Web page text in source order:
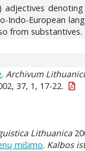
European
from substantives.
. Archivum
37, 1, 17-22.
Lithuanica
mišimo. Kalbos